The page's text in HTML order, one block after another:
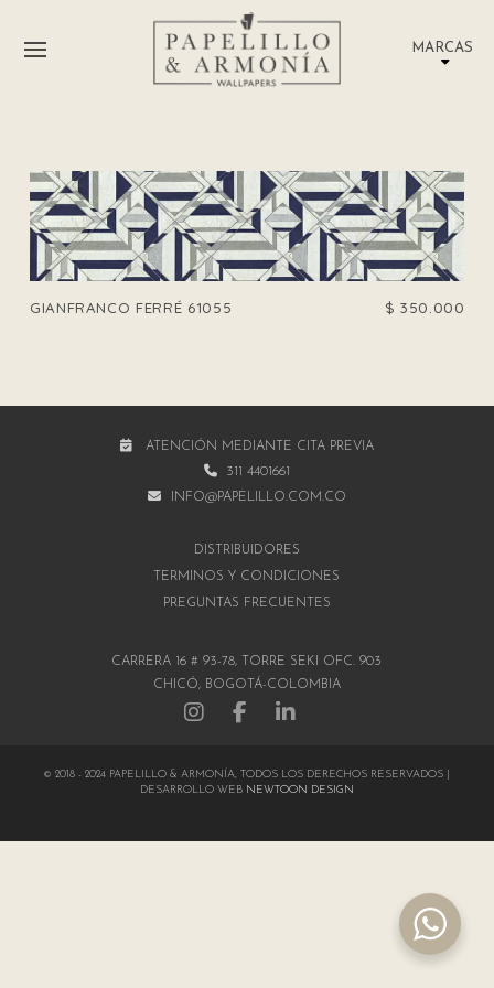
MARCAS
GIANFRANCO FERRÉ 61055 $ 350.000
ATENCIÓN MEDIANTE CITA PREVIA
311 4401661
INFO@PAPELILLO.COM.CO
DISTRIBUIDORES
TÉRMINOS Y CONDICIONES
PREGUNTAS FRECUENTES
CARRERA 16 # 93-78, TORRE SEKI OFC. 903
CHICÓ, BOGOTÁ-COLOMBIA
© 2018 - 2024 PAPELILLO & ARMONÍA, TODOS LOS DERECHOS RESERVADOS |
DESARROLLO WEB NEWTOON DESIGN